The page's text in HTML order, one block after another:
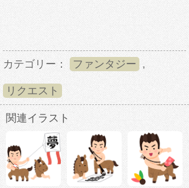
カテゴリー： ファンタジー ,
リクエスト
関連イラスト